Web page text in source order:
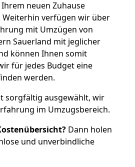
neuen Zuhause
verfügen wir über
mit Umzügen von
Sauerland mit jeglicher
können Ihnen somit
für jedes Budget eine
werden.
sorgfältig ausgewählt, wir
im Umzugsbereich.
Dann holen
und unverbindliche